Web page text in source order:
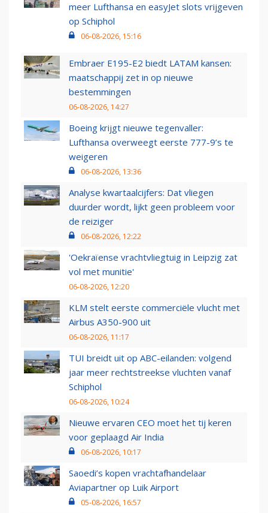
meer Lufthansa en easyJet slots vrijgeven
op Schiphol
06-08-2026, 15:16
Embraer E195-E2 biedt LATAM kansen:
maatschappij zet in op nieuwe
bestemmingen
06-08-2026, 14:27
Boeing krijgt nieuwe tegenvaller:
Lufthansa overweegt eerste 777-9’s te
weigeren
06-08-2026, 13:36
Analyse kwartaalcijfers: Dat vliegen
duurder wordt, lijkt geen probleem voor
de reiziger
06-08-2026, 12:22
'Oekraïense vrachtvliegtuig in Leipzig zat
vol met munitie'
06-08-2026, 12:20
KLM stelt eerste commerciële vlucht met
Airbus A350-900 uit
06-08-2026, 11:17
TUI breidt uit op ABC-eilanden: volgend
jaar meer rechtstreekse vluchten vanaf
Schiphol
06-08-2026, 10:24
Nieuwe ervaren CEO moet het tij keren
voor geplaagd Air India
06-08-2026, 10:17
Saoedi’s kopen vrachtafhandelaar
Aviapartner op Luik Airport
05-08-2026, 16:57